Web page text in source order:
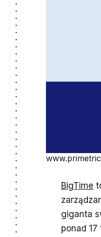
BigTime
giganta
ponad